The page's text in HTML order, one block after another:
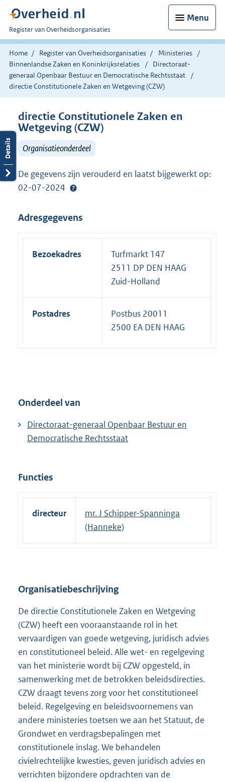
Menu
U
bent
nu
hier:
Register van Overheidsorganisaties
Home Register van Overheidsorganisaties
Ministeries
Binnenlandse Zaken en Koninkrijksrelaties
Directoraat-
generaal Openbaar Bestuur en Democratische Rechtsstaat
directie Constitutionele Zaken en Wetgeving (CZW)
directie Constitutionele Zaken en
Wetgeving (CZW)
Organisatieonderdeel
De gegevens zijn verouderd en laatst bijgewerkt op:
02-07-2024
Adresgegevens
Bezoekadres
Turfmarkt 147
2511 DP DEN HAAG
Zuid-Holland
Postadres
Postbus 20011
2500 EA DEN HAAG
Onderdeel van
Directoraat-generaal Openbaar Bestuur en
Democratische Rechtsstaat
Functies
directeur
mr. J Schipper-Spanninga
(Hanneke)
Organisatiebeschrijving
De directie Constitutionele Zaken en Wetgeving
(CZW) heeft een vooraanstaande rol in het
vervaardigen van goede wetgeving, juridisch advies
en constitutioneel beleid. Alle wet- en regelgeving
van het ministerie wordt bij CZW opgesteld, in
samenwerking met de betrokken beleidsdirecties.
CZW draagt tevens zorg voor het constitutioneel
beleid. Regelgeving en beleidsvoornemens van
andere ministeries toetsen we aan het Statuut, de
Grondwet en verdragsbepalingen met
constitutionele inslag. We behandelen
civielrechtelijke kwesties, geven juridisch advies en
verrichten bijzondere opdrachten van de